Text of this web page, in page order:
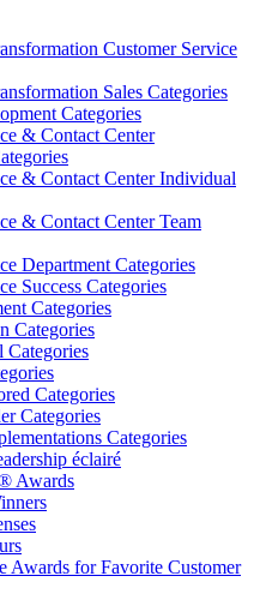
Customer Service
Sales Categories
Categories
& Contact Center
& Contact Center Individual
& Contact Center Team
Department Categories
Success Categories
Categories
Categories
Categories
Categories
Categories
Categories
éclairé
Awards
Awards for Favorite Customer